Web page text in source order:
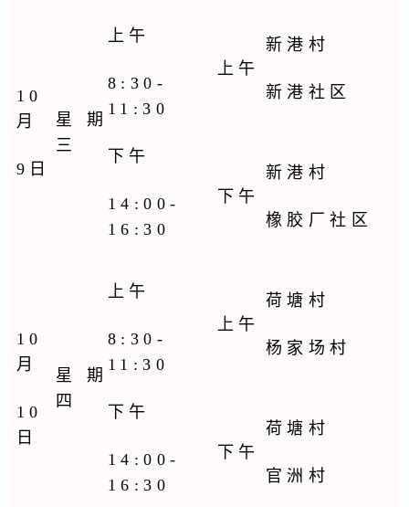
10
月
9日
星期
三
上午
8:30-
11:30
下午
14:00-
16:30
上午
新港村
新港社区
下午
新港村
橡胶厂社区
10
月
10
日
星期
四
上午
8:30-
11:30
下午
14:00-
16:30
上午
荷塘村
杨家场村
下午
荷塘村
官洲村